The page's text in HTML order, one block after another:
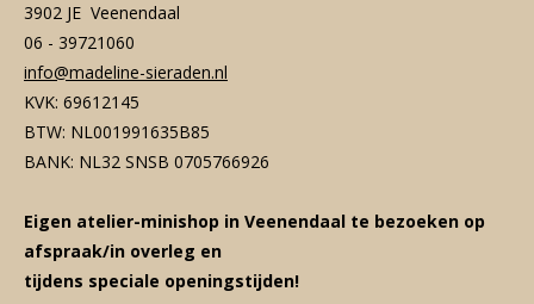
3902 JE Veenendaal
06 - 39721060
info@madeline-sieraden.nl
KVK: 69612145
BTW: NL001991635B85
BANK: NL32 SNSB 0705766926
Eigen atelier-minishop in Veenendaal te bezoeken op
afspraak/in overleg en
tijdens speciale openingstijden!